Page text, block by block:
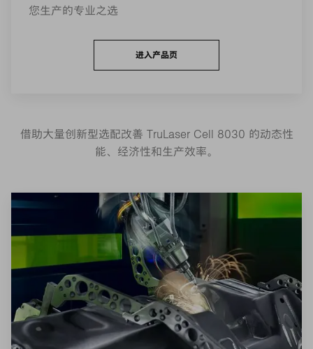
您生产的专业之选
进入产品页
借助大量创新型选配改善 TruLaser Cell 8030 的动态性
能、经济性和生产效率。